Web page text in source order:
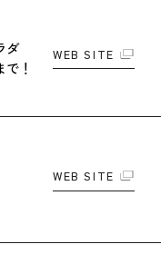
ダ
！
WEB SITE
WEB SITE